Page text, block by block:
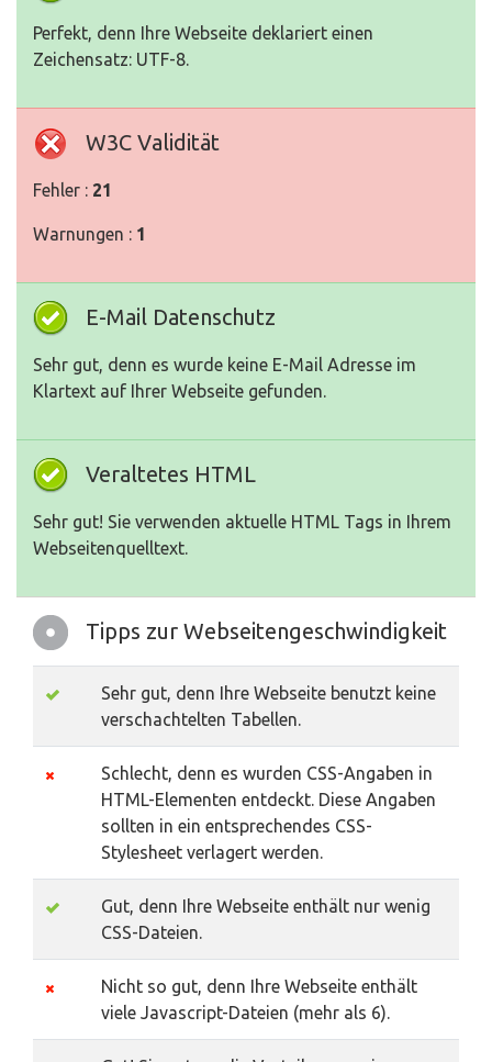
Perfekt, denn Ihre Webseite deklariert einen
Zeichensatz: UTF-8.
W3C Validität
Fehler : 21
Warnungen : 1
E-Mail Datenschutz
Sehr gut, denn es wurde keine E-Mail Adresse im
Klartext auf Ihrer Webseite gefunden.
Veraltetes HTML
Sehr gut! Sie verwenden aktuelle HTML Tags in Ihrem
Webseitenquelltext.
Tipps zur Webseitengeschwindigkeit
Sehr gut, denn Ihre Webseite benutzt keine
verschachtelten Tabellen.
Schlecht, denn es wurden CSS-Angaben in
HTML-Elementen entdeckt. Diese Angaben
sollten in ein entsprechendes CSS-
Stylesheet verlagert werden.
Gut, denn Ihre Webseite enthält nur wenig
CSS-Dateien.
Nicht so gut, denn Ihre Webseite enthält
viele Javascript-Dateien (mehr als 6).